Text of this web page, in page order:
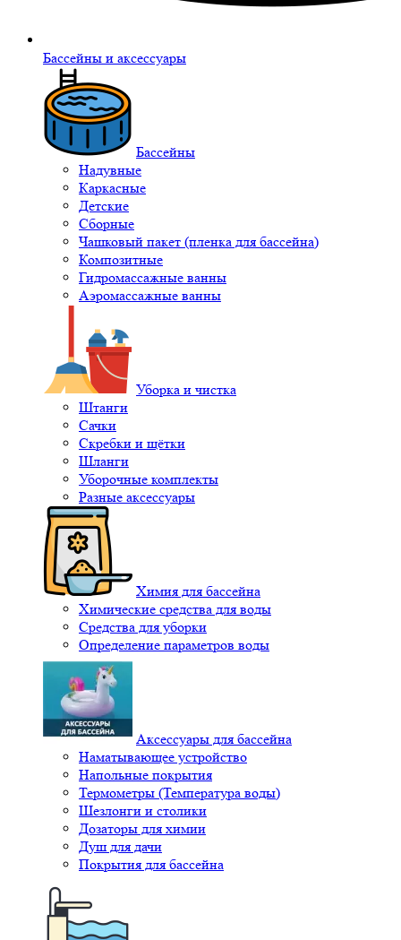
Бассейны и аксессуары
Бассейны
Надувные
Каркасные
Детские
Сборные
Чашковый пакет (пленка для бассейна)
Композитные
Гидромассажные ванны
Аэромассажные ванны
Уборка и чистка
Штанги
Сачки
Скребки и щётки
Шланги
Уборочные комплекты
Разные аксессуары
Химия для бассейна
Химические средства для воды
Средства для уборки
Определение параметров воды
Аксессуары для бассейна
Наматывающее устройство
Напольные покрытия
Термометры (Температура воды)
Шезлонги и столики
Дозаторы для химии
Душ для дачи
Покрытия для бассейна